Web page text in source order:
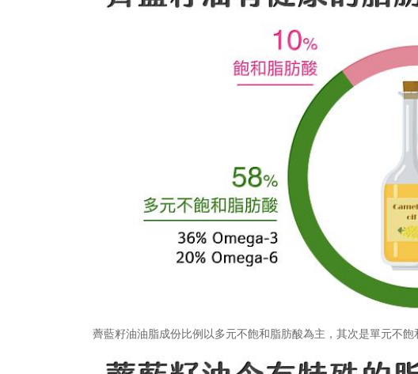
薺藍籽油油脂成份比例以多元不飽和脂肪酸為主，其次是單元不飽